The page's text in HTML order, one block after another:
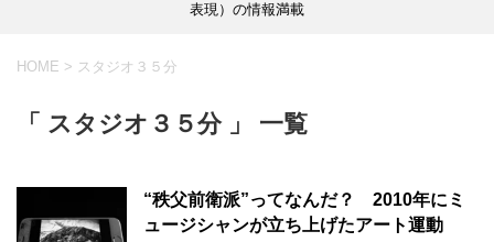
表現）の情報満載
HOME > スタジオ３５分
「 スタジオ３５分 」 一覧
“秩父前衛派”ってなんだ？ 2010年にミ
ュージシャンが立ち上げたアート運動